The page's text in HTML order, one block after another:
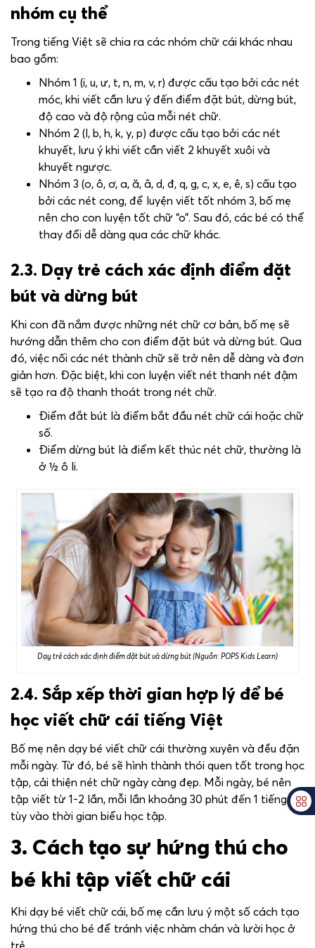
nhóm cụ thể
Trong tiếng Việt sẽ chia ra các nhóm chữ cái khác nhau
bao gồm:
Nhóm 1 (i, u, ư, t, n, m, v, r) được cấu tạo bởi các nét
móc, khi viết cần lưu ý đến điểm đặt bút, dừng bút,
độ cao và độ rộng của mỗi nét chữ.
Nhóm 2 (l, b, h, k, y, p) được cấu tạo bởi các nét
khuyết, lưu ý khi viết cần viết 2 khuyết xuôi và
khuyết ngược.
Nhóm 3 (o, ô, ơ, a, ă, â, d, đ, q, g, c, x, e, ê, s) cấu tạo
bởi các nét cong, để luyện viết tốt nhóm 3, bố mẹ
nên cho con luyện tốt chữ “o”. Sau đó, các bé có thể
thay đổi dễ dàng qua các chữ khác.
2.3. Dạy trẻ cách xác định điểm đặt
bút và dừng bút
Khi con đã nắm được những nét chữ cơ bản, bố mẹ sẽ
hướng dẫn thêm cho con điểm đặt bút và dừng bút. Qua
đó, việc nối các nét thành chữ sẽ trở nên dễ dàng và đơn
giản hơn. Đặc biệt, khi con luyện viết nét thanh nét đậm
sẽ tạo ra độ thanh thoát trong nét chữ.
Điểm đắt bút là điểm bắt đầu nét chữ cái hoặc chữ
số.
Điểm dừng bút là điểm kết thúc nét chữ, thường là
ở ½ ô li.
Dạy trẻ cách xác định điểm đặt bút và dừng bút (Nguồn: POPS Kids Learn)
2.4. Sắp xếp thời gian hợp lý để bé
học viết chữ cái tiếng Việt
Bố mẹ nên dạy bé viết chữ cái thường xuyên và đều đặn
mỗi ngày. Từ đó, bé sẽ hình thành thói quen tốt trong học
tập, cải thiện nét chữ ngày càng đẹp. Mỗi ngày, bé nên
tập viết từ 1-2 lần, mỗi lần khoảng 30 phút đến 1 tiếng
tùy vào thời gian biểu học tập.
3. Cách tạo sự hứng thú cho
bé khi tập viết chữ cái
Khi dạy bé viết chữ cái, bố mẹ cần lưu ý một số cách tạo
hứng thú cho bé để tránh việc nhàm chán và lười học ở